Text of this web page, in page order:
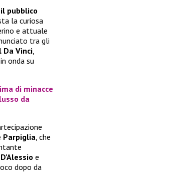
pubblico
la curiosa
e attuale
tra gli
Da Vinci,
onda su
di minacce
da
Parpiglia, che
e
dopo da